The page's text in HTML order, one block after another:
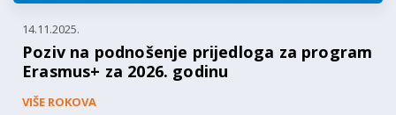
14.11.2025.
Poziv na podnošenje prijedloga za program
Erasmus+ za 2026. godinu
VIŠE ROKOVA